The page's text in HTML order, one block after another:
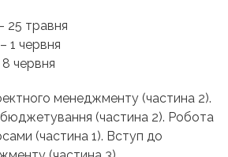
25 травня
1 червня
червня
менеджменту (частина 2).
бюджетування (частина 2). Робота
(частина 1). Вступ до